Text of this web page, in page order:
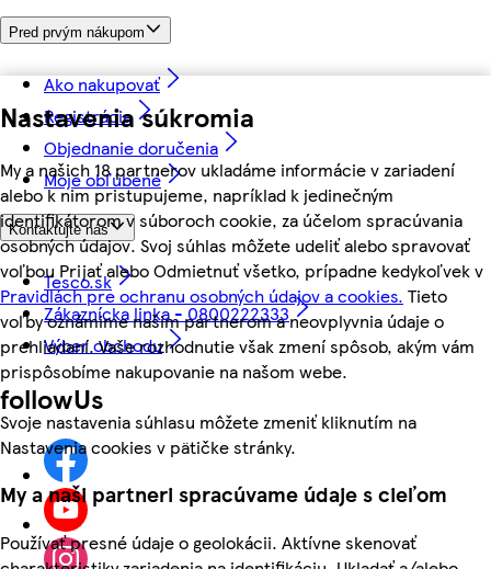
Nastavenia súkromia
My a našich 18 partnerov ukladáme informácie v zariadení
alebo k nim pristupujeme, napríklad k jedinečným
identifikátorom v súboroch cookie, za účelom spracúvania
osobných údajov. Svoj súhlas môžete udeliť alebo spravovať
voľbou Prijať alebo Odmietnuť všetko, prípadne kedykoľvek v
Pravidlách pre ochranu osobných údajov a cookies. Tieto
voľby oznámime našim partnerom a neovplyvnia údaje o
prehliadaní. Vaše rozhodnutie však zmení spôsob, akým vám
prispôsobíme nakupovanie na našom webe.
Svoje nastavenia súhlasu môžete zmeniť kliknutím na
Nastavenia cookies v pätičke stránky.
My a naši partneri spracúvame údaje s cieľom
Používať presné údaje o geolokácii. Aktívne skenovať
Pred prvým nákupom
Ako nakupovať
Registrácia
Objednanie doručenia
Moje obľúbené
Kontaktujte nás
Tesco.sk
Zákaznícka linka - 0800222333
Výber obchodu
followUs